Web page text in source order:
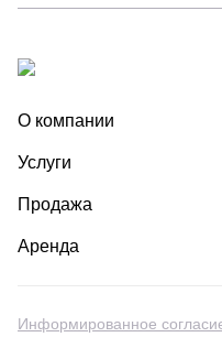
О компании
Услуги
Продажа
Аренда
Информированное